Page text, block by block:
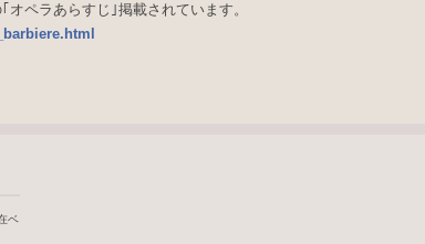
ペラあらすじ｣掲載されています。
ベ